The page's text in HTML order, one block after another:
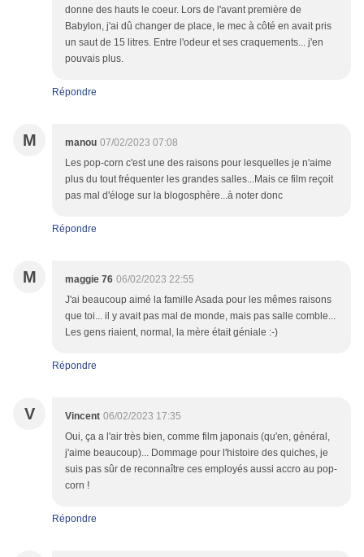
donne des hauts le coeur. Lors de l'avant première de
Babylon, j'ai dû changer de place, le mec à côté en avait pris
un saut de 15 litres. Entre l'odeur et ses craquements... j'en
pouvais plus.
Répondre
M manou 07/02/2023 07:08
Les pop-corn c'est une des raisons pour lesquelles je n'aime
plus du tout fréquenter les grandes salles...Mais ce film reçoit
pas mal d'éloge sur la blogosphère...à noter donc
Répondre
M maggie 76 06/02/2023 22:55
J'ai beaucoup aimé la famille Asada pour les mêmes raisons
que toi... il y avait pas mal de monde, mais pas salle comble...
Les gens riaient, normal, la mère était géniale :-)
Répondre
V Vincent 06/02/2023 17:35
Oui, ça a l'air très bien, comme film japonais (qu'en, général,
j'aime beaucoup)... Dommage pour l'histoire des quiches, je
suis pas sûr de reconnaître ces employés aussi accro au pop-
corn !
Répondre